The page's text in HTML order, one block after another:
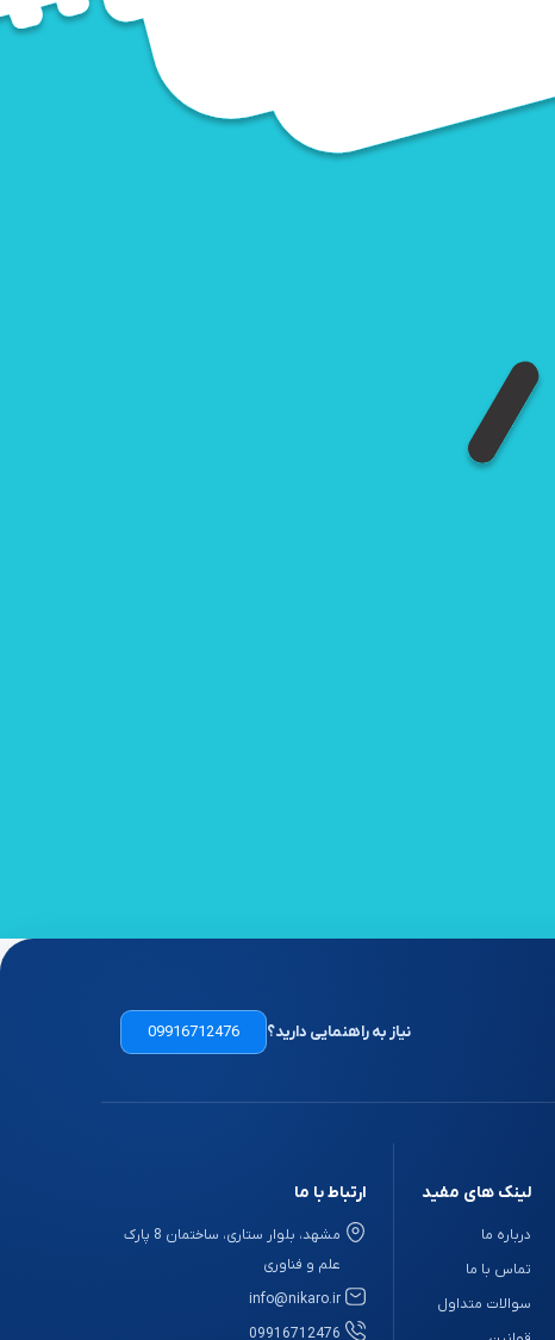
نیاز به راهنمایی دارید؟ 09916712476
لینک های مفید
درباره ما
تماس با ما
سوالات متداول
ارتباط با ما
مشهد، بلوار ستاری، ساختمان 8 پارک
علم و فناوری
info@nikaro.ir
09916712476